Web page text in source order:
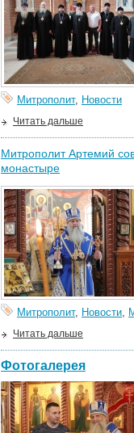
Митрополит, Новости
Читать дальше
Митрополит Артемий
монастыре
Митрополит, Новости,
Читать дальше
Фотогалерея